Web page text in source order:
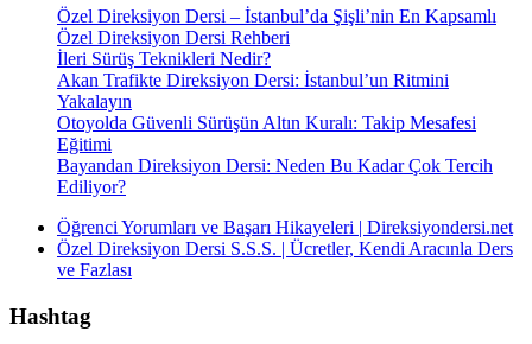
Özel Direksiyon Dersi – İstanbul’da Şişli’nin En Kapsamlı
Özel Direksiyon Dersi Rehberi
İleri Sürüş Teknikleri Nedir?
Akan Trafikte Direksiyon Dersi: İstanbul’un Ritmini
Yakalayın
Otoyolda Güvenli Sürüşün Altın Kuralı: Takip Mesafesi
Eğitimi
Bayandan Direksiyon Dersi: Neden Bu Kadar Çok Tercih
Ediliyor?
Öğrenci Yorumları ve Başarı Hikayeleri | Direksiyondersi.net
Özel Direksiyon Dersi S.S.S. | Ücretler, Kendi Aracınla Ders
ve Fazlası
Hashtag